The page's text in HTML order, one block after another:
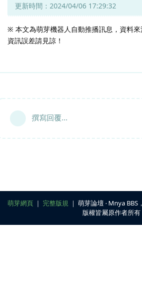
更新時間：2024/04/06 17:29:32
※ 本文為萌芽機器人自動推播訊息，資料
資訊誤差請見諒！
撰寫回覆...
萌芽網頁｜ 完整版規 ｜ 萌芽論壇 ‧ Mnya
版權皆屬原作者所有